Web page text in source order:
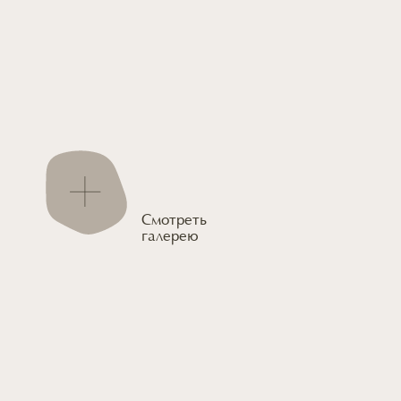
Смотреть
галерею